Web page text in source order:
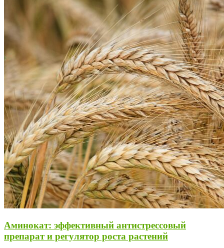
Аминокат: эффективный антистрессовый
препарат и регулятор роста растений